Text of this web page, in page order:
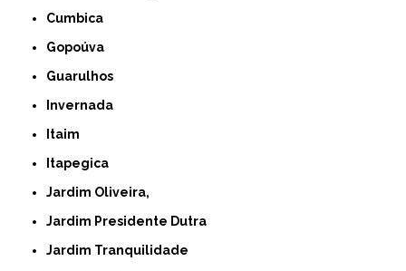
Cumbica
Gopoúva
Guarulhos
Invernada
Itaim
Itapegica
Jardim Oliveira,
Jardim Presidente Dutra
Jardim Tranquilidade